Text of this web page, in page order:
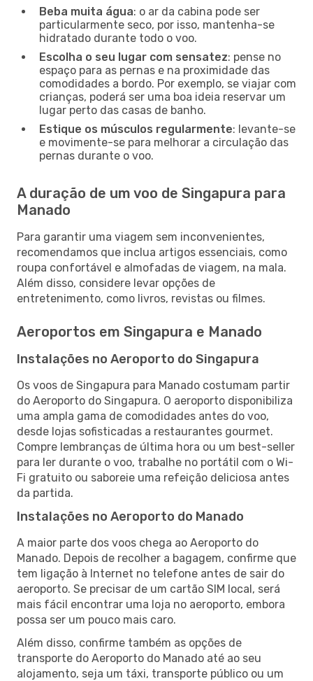
Beba muita água: o ar da cabina pode ser
particularmente seco, por isso, mantenha-se
hidratado durante todo o voo.
Escolha o seu lugar com sensatez: pense no
espaço para as pernas e na proximidade das
comodidades a bordo. Por exemplo, se viajar com
crianças, poderá ser uma boa ideia reservar um
lugar perto das casas de banho.
Estique os músculos regularmente: levante-se
e movimente-se para melhorar a circulação das
pernas durante o voo.
A duração de um voo de Singapura para
Manado
Para garantir uma viagem sem inconvenientes,
recomendamos que inclua artigos essenciais, como
roupa confortável e almofadas de viagem, na mala.
Além disso, considere levar opções de
entretenimento, como livros, revistas ou filmes.
Aeroportos em Singapura e Manado
Instalações no Aeroporto do Singapura
Os voos de Singapura para Manado costumam partir
do Aeroporto do Singapura. O aeroporto disponibiliza
uma ampla gama de comodidades antes do voo,
desde lojas sofisticadas a restaurantes gourmet.
Compre lembranças de última hora ou um best-seller
para ler durante o voo, trabalhe no portátil com o Wi-
Fi gratuito ou saboreie uma refeição deliciosa antes
da partida.
Instalações no Aeroporto do Manado
A maior parte dos voos chega ao Aeroporto do
Manado. Depois de recolher a bagagem, confirme que
tem ligação à Internet no telefone antes de sair do
aeroporto. Se precisar de um cartão SIM local, será
mais fácil encontrar uma loja no aeroporto, embora
possa ser um pouco mais caro.
Além disso, confirme também as opções de
transporte do Aeroporto do Manado até ao seu
alojamento, seja um táxi, transporte público ou um